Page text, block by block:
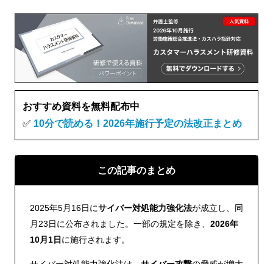
a
c
e
b
o
k
おすすめ資料を無料配布中
✅ 10分で読める！2026年施行予定の法改正まとめ
この記事のまとめ
2025年5月16日にサイバー対処能力強化法が成立し、同
月23日に公布されました。一部の規定を除き、 2026年
10月1日に施行されます。